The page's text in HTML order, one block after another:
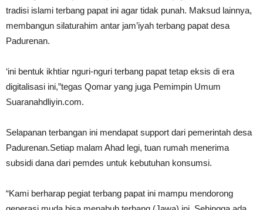
tradisi islami terbang papat ini agar tidak punah. Maksud lainnya,
membangun silaturahim antar jam’iyah terbang papat desa
Padurenan.
‘ini bentuk ikhtiar nguri-nguri terbang papat tetap eksis di era
digitalisasi ini,”tegas Qomar yang juga Pemimpin Umum
Suaranahdliyin.com.
Selapanan terbangan ini mendapat support dari pemerintah desa
Padurenan.Setiap malam Ahad legi, tuan rumah menerima
subsidi dana dari pemdes untuk kebutuhan konsumsi.
“Kami berharap pegiat terbang papat ini mampu mendorong